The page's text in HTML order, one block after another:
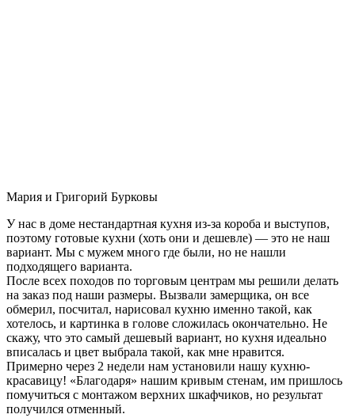
Мария и Григорий Бурковы
У нас в доме нестандартная кухня из-за короба и выступов,
поэтому готовые кухни (хоть они и дешевле) — это не наш
вариант. Мы с мужем много где были, но не нашли
подходящего варианта.
После всех походов по торговым центрам мы решили делать
на заказ под наши размеры. Вызвали замерщика, он все
обмерил, посчитал, нарисовал кухню именно такой, как
хотелось, и картинка в голове сложилась окончательно. Не
скажу, что это самый дешевый вариант, но кухня идеально
вписалась и цвет выбрала такой, как мне нравится.
Примерно через 2 недели нам установили нашу кухню-
красавицу! «Благодаря» нашим кривым стенам, им пришлось
помучиться с монтажом верхних шкафчиков, но результат
получился отменный.